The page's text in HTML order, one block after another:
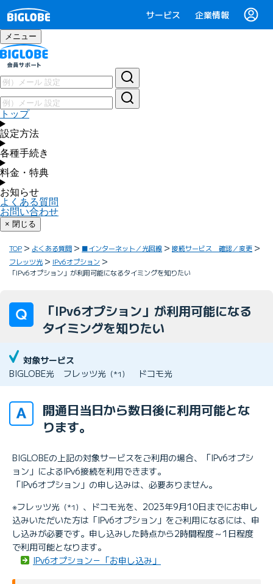
サービス 企業情報
メニュー
トップ
設定方法
各種手続き
料金・特典
お知らせ
よくある質問
お問い合わせ
× 閉じる
TOP よくある質問 ■インターネット／光回線
接続サービス 確認／変更
フレッツ光
IPv6オプション
「IPv6オプション」が利用可能になるタイミングを知りたい
「IPv6オプション」が利用可能になる
タイミングを知りたい
対象サービス
BIGLOBE光
フレッツ光 （*1） ドコモ光
開通日当日から数日後に利用可能とな
ります。
BIGLOBEの上記の対象サービスをご利用の場合、「IPv6オプシ
ョン」によるIPv6接続を利用できます。
「IPv6オプション」の申し込みは、必要ありません。
※フレッツ光 （*1） 、ドコモ光を、2023年9月10日までにお申し
込みいただいた方は「IPv6オプション」をご利用になるには、申
し込みが必要です。申し込みした時点から2時間程度～1日程度
で利用可能となります。
IPv6オプション－「お申し込み」